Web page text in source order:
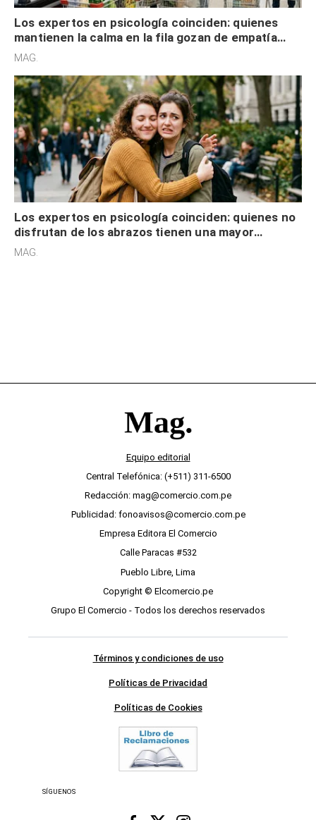
Los expertos en psicología coinciden: quienes
mantienen la calma en la fila gozan de empatía
cognitiva, gratitud y no solo tienen autocontrol
MAG.
Los expertos en psicología coinciden: quienes no
disfrutan de los abrazos tienen una mayor
sensibilidad a los estímulos físicos y no es por
MAG.
Equipo editorial
Central Telefónica: (+511) 311-6500
Redacción: mag@comercio.com.pe
Publicidad: fonoavisos@comercio.com.pe
Empresa Editora El Comercio
Calle Paracas #532
Pueblo Libre, Lima
Copyright © Elcomercio.pe
Grupo El Comercio - Todos los derechos reservados
Términos y condiciones de uso
Políticas de Privacidad
Políticas de Cookies
SÍGUENOS